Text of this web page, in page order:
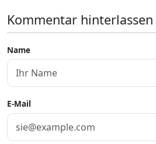
Kommentar hinterlassen
Name
E-Mail